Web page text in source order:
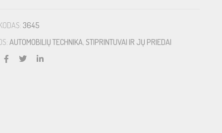
3645
AUTOMOBILIŲ TECHNIKA, STIPRINTUVAI IR JŲ PRIEDAI